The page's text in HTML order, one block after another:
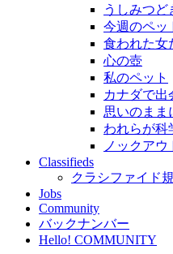
うしみつど
今週のペッ
食われた女
心の壺
私のペット
カナダで出
思いのま
われらが科
ノックアウ
Classifieds
クラシファイド
Jobs
Community
バックナンバー
Hello! COMMUNITY